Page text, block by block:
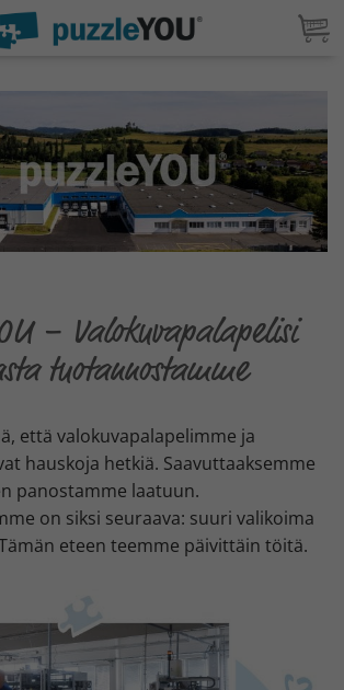
– Valokuvapalapelisi
tuotannostamme
että valokuvapalapelimme ja
hauskoja hetkiä. Saavuttaaksemme
panostamme laatuun.
on siksi seuraava: suuri valikoima
eteen teemme päivittäin töitä.